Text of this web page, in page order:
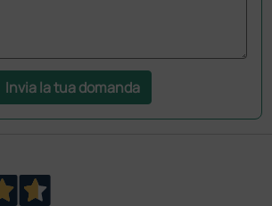
Invia la tua domanda